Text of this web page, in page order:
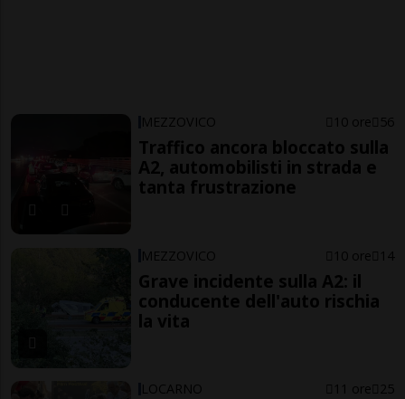
MEZZOVICO 10 ore 56
Traffico ancora bloccato sulla
A2, automobilisti in strada e
tanta frustrazione
MEZZOVICO 10 ore 14
Grave incidente sulla A2: il
conducente dell'auto rischia
la vita
LOCARNO 11 ore 25